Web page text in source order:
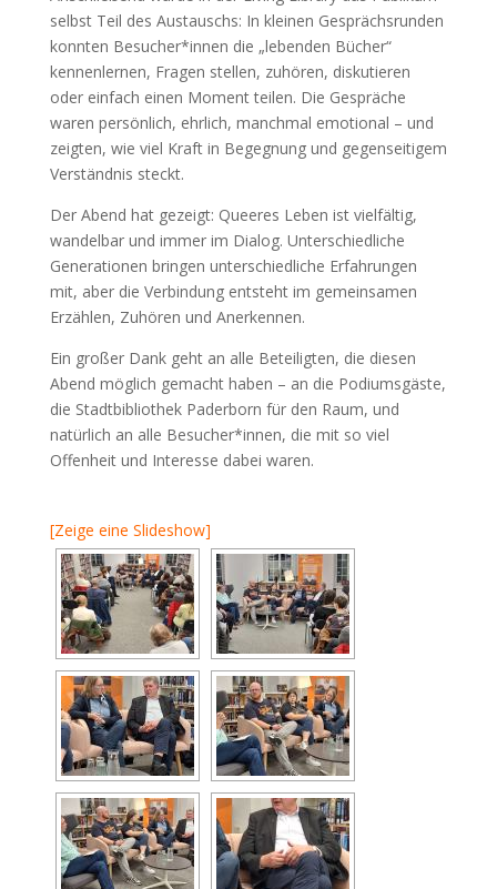
selbst Teil des Austauschs: In kleinen Gesprächsrunden
konnten Besucher*innen die „lebenden Bücher“
kennenlernen, Fragen stellen, zuhören, diskutieren
oder einfach einen Moment teilen. Die Gespräche
waren persönlich, ehrlich, manchmal emotional – und
zeigten, wie viel Kraft in Begegnung und gegenseitigem
Verständnis steckt.
Der Abend hat gezeigt: Queeres Leben ist vielfältig,
wandelbar und immer im Dialog. Unterschiedliche
Generationen bringen unterschiedliche Erfahrungen
mit, aber die Verbindung entsteht im gemeinsamen
Erzählen, Zuhören und Anerkennen.
Ein großer Dank geht an alle Beteiligten, die diesen
Abend möglich gemacht haben – an die Podiumsgäste,
die Stadtbibliothek Paderborn für den Raum, und
natürlich an alle Besucher*innen, die mit so viel
Offenheit und Interesse dabei waren.
[Zeige eine Slideshow]